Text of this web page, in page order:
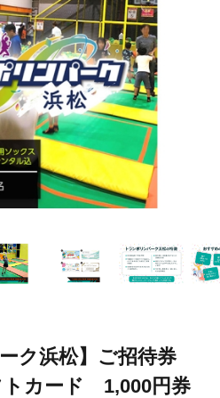
ク浜松】ご招待券
カード 1,000円券